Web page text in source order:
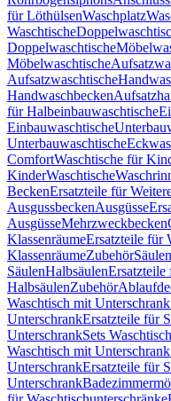
für LöthülsenWaschplatz
Waschtische
Doppelwaschtische
Möbelwaschtische
Aufsatzwaschtische
Handwaschbecken
für Halbeinbauwaschtische
Einbauwaschtische
Unterbauwaschtische
ComfortWaschtische für
KinderWaschtische
BeckenErsatzteile für
AusgussbeckenAusgüsse
AusgüsseMehrzweckbecken
KlassenräumeErsatzteile für
KlassenräumeZubehörSäulen
SäulenHalbsäulenErsatzteile
HalbsäulenZubehör
Waschtisch mit Unterschrank
UnterschrankErsatzteile für
UnterschrankSets
Waschtisch mit Unterschrank
UnterschrankErsatzteile für
Unterschrank